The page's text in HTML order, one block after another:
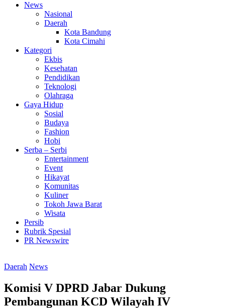
News
Nasional
Daerah
Kota Bandung
Kota Cimahi
Kategori
Ekbis
Kesehatan
Pendidikan
Teknologi
Olahraga
Gaya Hidup
Sosial
Budaya
Fashion
Hobi
Serba – Serbi
Entertainment
Event
Hikayat
Komunitas
Kuliner
Tokoh Jawa Barat
Wisata
Persib
Rubrik Spesial
PR Newswire
Daerah News
Komisi V DPRD Jabar Dukung
Pembangunan KCD Wilayah IV